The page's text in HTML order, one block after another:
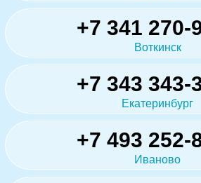
+7 341 270-
Воткинск
+7 343 343-
Екатеринбург
+7 493 252-
Иваново